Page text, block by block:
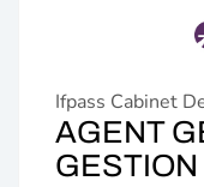
Ifpass Cabinet
AGENT
GESTION